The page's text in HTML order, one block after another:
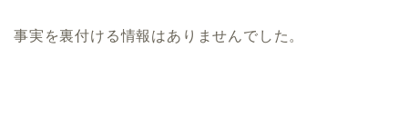
事実を裏付ける情報はありませんでした。